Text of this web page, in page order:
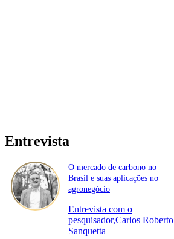
Entrevista
O mercado de carbono no
Brasil e suas aplicações no
agronegócio
Entrevista com o
pesquisador,Carlos Roberto
Sanquetta